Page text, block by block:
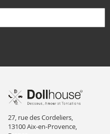
27, rue des Cordeliers,
13100 Aix-en-Provence,